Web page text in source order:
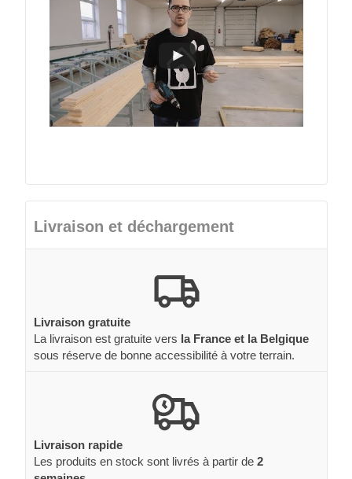
Livraison et déchargement
Livraison gratuite
La livraison est gratuite vers la France et la Belgique
sous réserve de bonne accessibilité à votre terrain.
Livraison rapide
Les produits en stock sont livrés à partir de 2